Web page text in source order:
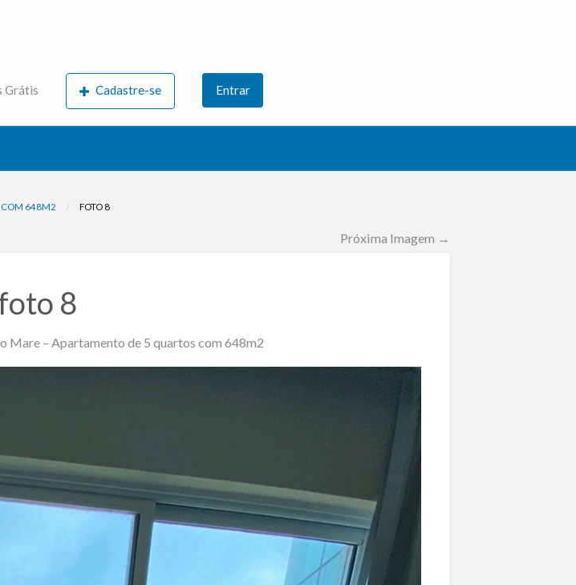
Grátis Cadastre-se Entrar
COM 648M2 FOTO 8
Próxima Imagem →
8
– Apartamento de 5 quartos com 648m2